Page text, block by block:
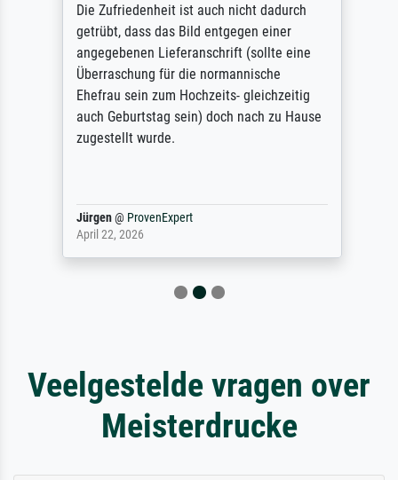
Die Zufriedenheit ist auch nicht dadurch
getrübt, dass das Bild entgegen einer
angegebenen Lieferanschrift (sollte eine
Überraschung für die normannische
Ehefrau sein zum Hochzeits- gleichzeitig
auch Geburtstag sein) doch nach zu Hause
zugestellt wurde.
Jürgen@ ProvenExpert
April 22, 2026
Veelgestelde vragen over
Meisterdrucke